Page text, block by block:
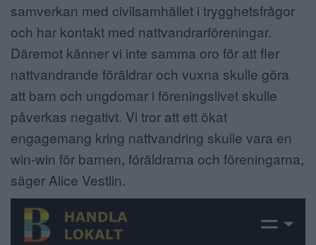
samverkan med civilsamhället i trygghetsfrågor
och har kontakt med nattvandrarföreningar.
Däremot känner vi inte samma oro för att fler
nattvandrande föräldrar och vuxna skulle göra
att barn och ungdomar i föreningslivet skulle
påverkas negativt. Vi tror att ett ökat
engagemang kring nattvandring skulle vara en
win-win för barnen, föräldrarna och föreningarna,
säger Alice Vestlin.